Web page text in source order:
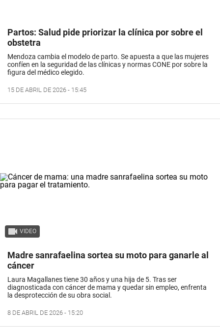
Partos: Salud pide priorizar la clínica por sobre el
obstetra
Mendoza cambia el modelo de parto. Se apuesta a que las mujeres
confíen en la seguridad de las clínicas y normas CONE por sobre la
figura del médico elegido.
15 DE ABRIL DE 2026 - 15:45
VIDEO
Madre sanrafaelina sortea su moto para ganarle al
cáncer
Laura Magallanes tiene 30 años y una hija de 5. Tras ser
diagnosticada con cáncer de mama y quedar sin empleo, enfrenta
la desprotección de su obra social.
8 DE ABRIL DE 2026 - 15:20